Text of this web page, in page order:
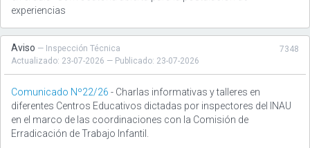
experiencias
7348
Aviso — Inspección Técnica
Actualizado: 23-07-2026 — Publicado: 23-07-2026
Comunicado Nº22/26 - Charlas informativas y talleres en
diferentes Centros Educativos dictadas por inspectores del INAU
en el marco de las coordinaciones con la Comisión de
Erradicación de Trabajo Infantil.